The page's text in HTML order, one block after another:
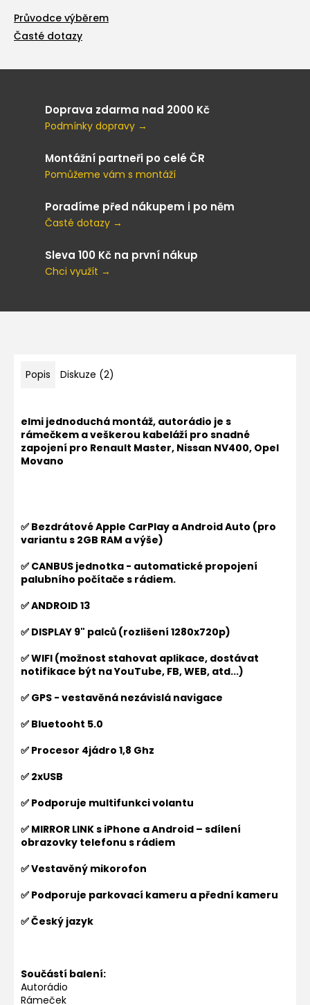
Průvodce výběrem
Časté dotazy
Doprava zdarma nad 2000 Kč
Podmínky dopravy →
Montážní partneři po celé ČR
Pomůžeme vám s montáží
Poradíme před nákupem i po něm
Časté dotazy →
Sleva 100 Kč na první nákup
Chci využít →
Popis Diskuze (2)
elmi jednoduchá montáž, autorádio je s
rámečkem a veškerou kabeláží pro snadné
zapojení pro Renault Master, Nissan NV400, Opel
Movano
✅ Bezdrátové Apple CarPlay a Android Auto (pro
variantu s 2GB RAM a výše)
✅ CANBUS jednotka - automatické propojení
palubního počítače s rádiem.
✅ ANDROID 13
✅ DISPLAY 9" palců (rozlišení 1280x720p)
✅ WIFI (možnost stahovat aplikace, dostávat
notifikace být na YouTube, FB, WEB, atd...)
✅ GPS - vestavěná nezávislá navigace
✅ Bluetooht 5.0
✅ Procesor 4jádro 1,8 Ghz
✅ 2xUSB
✅ Podporuje multifunkci volantu
✅ MIRROR LINK s iPhone a Android – sdílení
obrazovky telefonu s rádiem
✅ Vestavěný mikorofon
✅ Podporuje parkovací kameru a přední kameru
✅ Český jazyk
Součástí balení:
Autorádio
Rámeček